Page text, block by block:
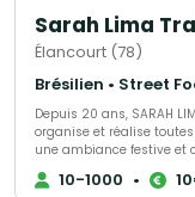
Sarah Lima
Élancourt (78)
Brésilien • Street
Depuis 20 ans, SARAH
organise et réalise
une ambiance festive et conviviale.
passion de son métier,
toutes vos demandes et
10-1000 •